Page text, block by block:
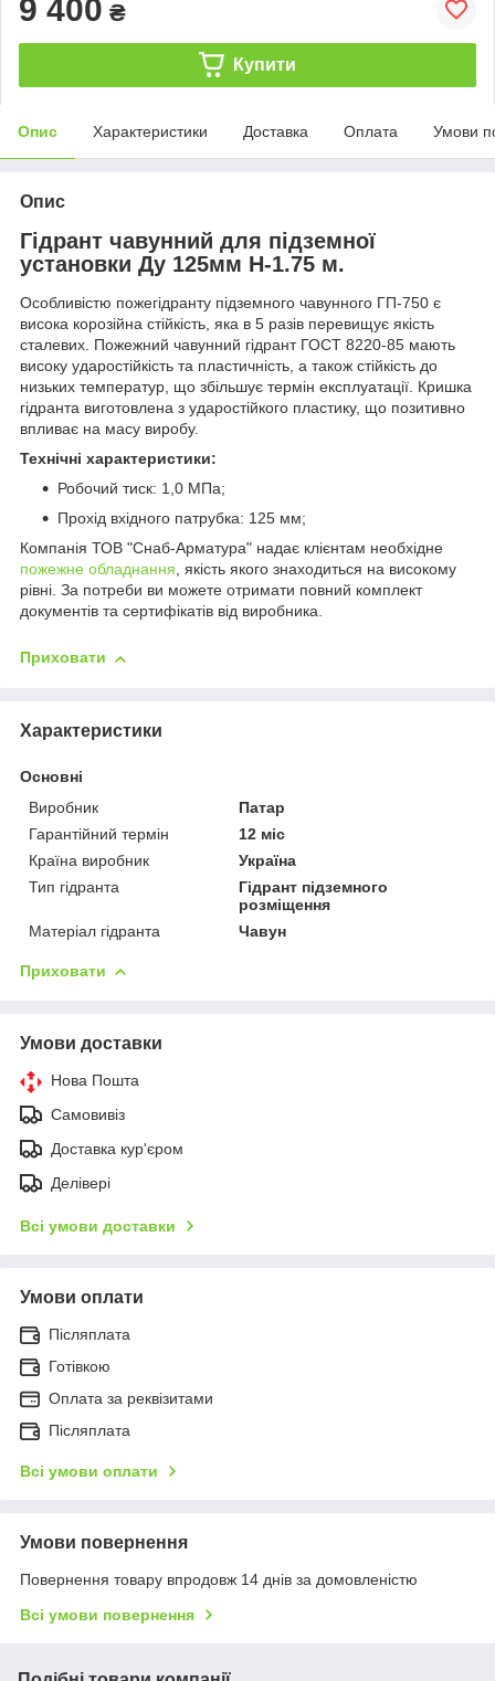
9 400 ₴
Купити
Опис Характеристики Доставка Оплата Умови
Опис
Гідрант чавунний для підземної
установки Ду 125мм H-1.75 м.
Особливістю пожегідранту підземного чавунного ГП-750 є
висока корозійна стійкість, яка в 5 разів перевищує якість
сталевих. Пожежний чавунний гідрант ГОСТ 8220-85 мають
високу ударостійкість та пластичність, а також стійкість до
низьких температур, що збільшує термін експлуатації. Кришка
гідранта виготовлена ​​з ударостійкого пластику, що позитивно
впливає на масу виробу.
Технічні характеристики:
Робочий тиск: 1,0 МПа;
Прохід вхідного патрубка: 125 мм;
Компанія ТОВ "Снаб-Арматура" надає клієнтам необхідне
пожежне обладнання, якість якого знаходиться на високому
рівні. За потреби ви можете отримати повний комплект
документів та сертифікатів від виробника.
Приховати
Характеристики
Основні
Виробник
Патар
Гарантійний термін
12 міс
Країна виробник
Україна
Тип гідранта
Гідрант підземного
розміщення
Матеріал гідранта
Чавун
Приховати
Умови доставки
Нова Пошта
Самовивіз
Доставка кур'єром
Делівері
Всі умови доставки
Умови оплати
Післяплата
Готівкою
Оплата за реквізитами
Післяплата
Всі умови оплати
Умови повернення
Повернення товару впродовж 14 днів за домовленістю
Всі умови повернення